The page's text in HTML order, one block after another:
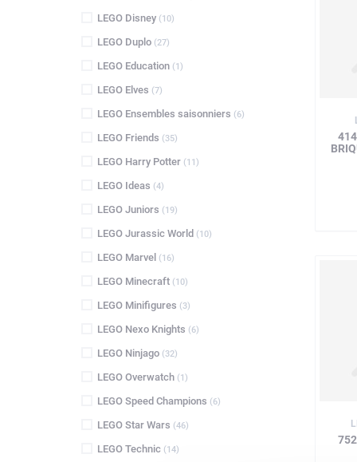
LEGO Disney (10)
LEGO Duplo (27)
LEGO Education (1)
LEGO Elves (7)
LEGO Ensembles saisonniers (6)
LEGO Friends (35)
LEGO Harry Potter (11)
LEGO Ideas (4)
LEGO Juniors (19)
LEGO Jurassic World (10)
LEGO Marvel (16)
LEGO Minecraft (10)
LEGO Minifigures (3)
LEGO Nexo Knights (6)
LEGO Ninjago (32)
LEGO Overwatch (1)
LEGO Speed Champions (6)
LEGO Star Wars (46)
LEGO Technic (14)